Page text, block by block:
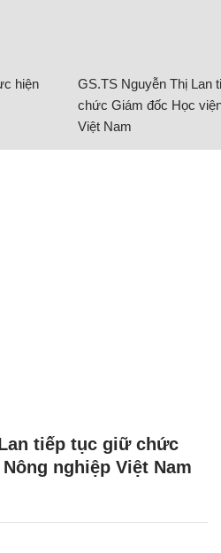
hiện
GS.TS Nguyễn Thị Lan
chức Giám đốc Học
Việt Nam
tiếp tục giữ chức
nghiệp Việt Nam